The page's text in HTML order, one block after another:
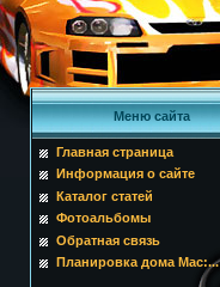
Меню сайта
Главная страница
Информация о сайте
Каталог статей
Фотоальбомы
Обратная связь
Планировка дома Mac:...